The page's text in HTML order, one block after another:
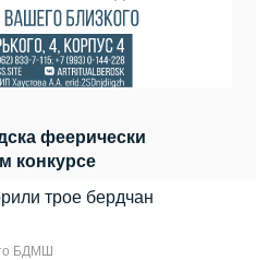
феерически
конкурсе
трое бердчан
БДМШ